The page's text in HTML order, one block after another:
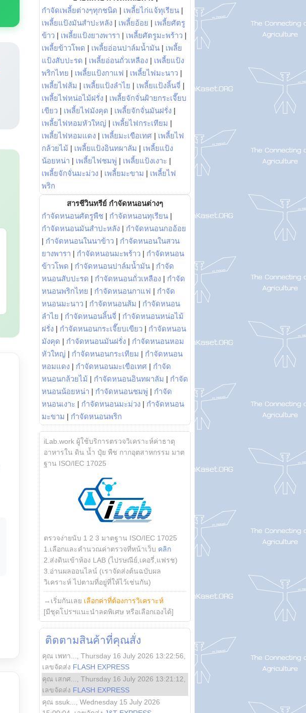
กำจัดเพลี้ยต่างๆทุกชนิด | เพลี้ยไก่แจ้ทุเรียน |
เพลี้ยแป้งมันสำปะหลัง | เพลี้ยอ้อย | เพลี้ยศัตรู
ข้าว | เพลี้ยแป้งยางพารา | เพลี้ยศัตรูมะพร้าว |
เพลี้ยข้าวโพด | เพลี้ยอ่อนปาล์มน้ำมัน | เพลี้ย
แป้งสับปะรด | เพลี้ยอ่อนถั่วเหลือง | เพลี้ยแป้ง
พริกไทย | เพลี้ยแป้งกาแฟ | เพลี้ยไฟมะนาว |
เพลี้ยไฟส้ม | เพลี้ยแป้งลำไย | เพลี้ยแป้งลิ้นจี่ |
เพลี้ยไฟหน่อไม้ฝรั่ง | เพลี้ยจักจั่นฝ้ายกระเจี๊ยบ
เขียว | เพลี้ยไฟมังคุด | เพลี้ยจักจั่นมันฝรั่ง |
เพลี้ยไฟหอมหัวใหญ่ | เพลี้ยไฟกระเทียม |
เพลี้ยไฟหอมแดง | เพลี้ยมะเขือเทศ | เพลี้ยไฟ
กล้วยไม้ | เพลี้ยแป้งอินทผาลัม | เพลี้ยแป้ง
น้อยหน่า | เพลี้ยไฟชมพู่ | เพลี้ยแป้งเงาะ |
เพลี้ยจักจั่นมะม่วง | เพลี้ยมะขาม | เพลี้ยไฟ
พริก
สารชีวินทรีย์ กำจัดหนอนต่างๆ
กำจัดหนอนศัตรูพืช | กำจัดหนอนทุเรียน |
กำจัดหนอนมันสำปะหลัง | กำจัดหนอนกออ้อย
| กำจัดหนอนในนาข้าว | กำจัดหนอนในสวน
ยางพารา | กำจัดหนอนมะพร้าว | กำจัดหนอน
ข้าวโพด | กำจัดหนอนปาล์มน้ำมัน | กำจัด
หนอนสับปะรด | กำจัดหนอนถั่วเหลือง | กำจัด
หนอนพริกไทย | กำจัดหนอนกาแฟ | กำจัด
หนอนมะนาว | กำจัดหนอนส้ม | กำจัดหนอน
ลำไย | กำจัดหนอนลิ้นจี่ | กำจัดหนอนหน่อไม้
ฝรั่ง | กำจัดหนอนกระเจี๊ยบเขียว | กำจัดหนอน
มังคุด | กำจัดหนอนมันฝรั่ง | กำจัดหนอนหอม
หัวใหญ่ | กำจัดหนอนกระเทียม | กำจัดหนอน
หอมแดง | กำจัดหนอนมะเขือเทศ | กำจัด
หนอนกล้วยไม้ | กำจัดหนอนอินทผาลัม | กำจัด
หนอนน้อยหน่า | กำจัดหนอนชมพู่ | กำจัด
หนอนเงาะ | กำจัดหนอนมะม่วง | กำจัดหนอน
มะขาม | กำจัดหนอนพริก
iLab.work ผู้ใช้บริการตรวจวิเคราะห์ค่าธาตุ
อาหารใน ดิน น้ำ ปุ๋ย พืช กากอุตสาหกรรม มาต
ฐาน ISO/IEC 17025
ตรวจง่ายนับ 1 2 3 มาตฐาน ISO/IEC 17025
1.เลือกและคำนวณค่าตรวจที่หน้าเว็บ คลิก
2.ส่งดินเข้าห้อง LAB (ไปรษณีย์,เคอรี่,แฟรช)
3.อ่านผลออนไลน์ (เราจัดส่งต้นฉบับผล
วิเคราะห์ ไปตามที่อยู่ที่ให้ไว้เช่นกัน)
→เริ่มกันเลย เลือกค่าที่ต้องการวิเคราะห์
[มีชุดโปรฯแนะนำลดพิเศษ หรือเลือกเองได้]
ติดตามสินค้าที่คุณสั่ง
คุณ เพทา... Thursday 16 July 2026 13:22:56
เลขจัดส่ง FLASH EXPRESS
คุณ เสกศ...
Thursday 16 July 2026 13:21:12
เลขจัดส่ง FLASH EXPRESS
คุณ ssuk...
Wednesday 15 July 2026